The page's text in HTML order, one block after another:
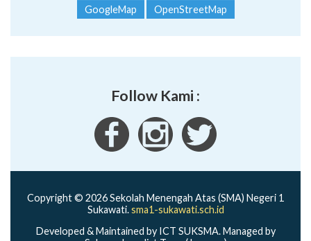
GoogleMap OpenStreetMap
Follow Kami :
Copyright © 2026 Sekolah Menengah Atas (SMA) Negeri 1
Sukawati.sma1-sukawati.sch.id
Developed & Maintained by ICT SUKSMA. Managed by